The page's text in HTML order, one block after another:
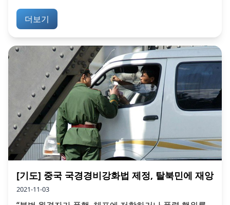
더보기
[기도] 중국 국경경비강화법 제정, 탈북민에 재앙
2021-11-03